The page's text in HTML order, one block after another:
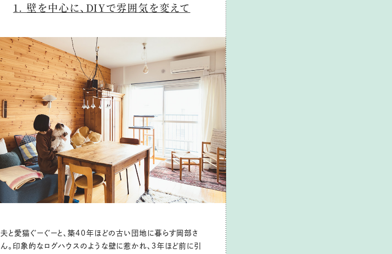
1. 壁を中心に、DIYで雰囲気を変えて
夫と愛猫ぐーぐーと、築４０年ほどの古い団地に暮らす岡部さ
ん。印象的なログハウスのような壁に惹かれ、３年ほど前に引